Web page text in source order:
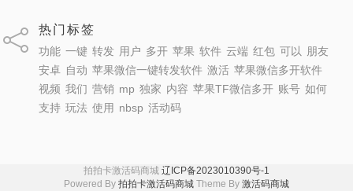
热门标签
功能 一键 转发 用户 多开 苹果 软件 云端 红包 可以
朋友
安卓 自动 苹果微信一键转发软件 激活 苹果微信多开软件
视频 我们 营销 mp 独家 内容 苹果TF微信多开 账号 如何
支持 玩法 使用 nbsp 活动码
拍拍卡激活码商城 辽ICP备2023010390号-1
Powered By 拍拍卡激活码商城Theme By 激活码商城